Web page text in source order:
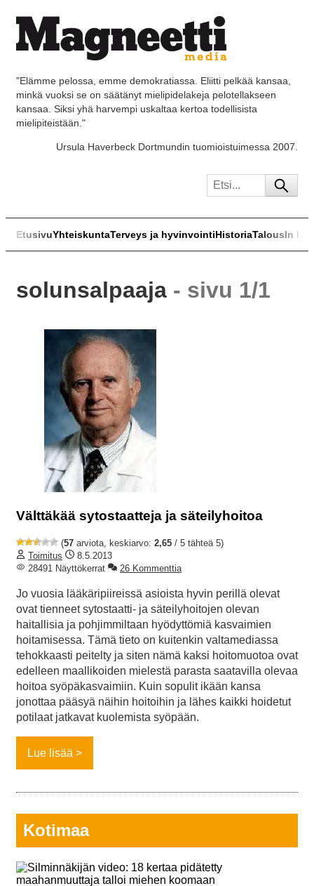
"Elämme pelossa, emme demokratiassa. Eliitti pelkää kansaa,
minkä vuoksi se on säätänyt mielipidelakeja pelotellakseen
kansaa. Siksi yhä harvempi uskaltaa kertoa todellisista
mielipiteistään."
Ursula Haverbeck Dortmundin tuomioistuimessa 2007.
EtusivuYhteiskuntaTerveys ja hyvinvointiHistoriaTalousIn
solunsalpaaja - sivu 1/1
Välttäkää sytostaatteja ja säteilyhoitoa
(57 arviota, keskiarvo: 2,65 / 5 tähteä 5)
Toimitus
8.5.2013
28491 Näyttökerrat
26 Kommenttia
Jo vuosia lääkäripiireissä asioista hyvin perillä olevat
ovat tienneet sytostaatti- ja säteilyhoitojen olevan
haitallisia ja pohjimmiltaan hyödyttömiä kasvaimien
hoitamisessa. Tämä tieto on kuitenkin valtamediassa
tehokkaasti peitelty ja siten nämä kaksi hoitomuotoa ovat
edelleen maallikoiden mielestä parasta saatavilla olevaa
hoitoa syöpäkasvaimiin. Kuin sopulit ikään kansa
jonottaa pääsyä näihin hoitoihin ja lähes kaikki hoidetut
potilaat jatkavat kuolemista syöpään.
Lue lisää
Kotimaa